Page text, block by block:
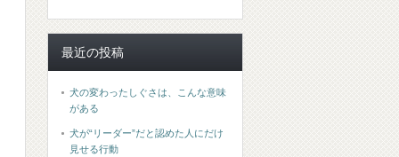
最近の投稿
犬の変わったしぐさは、こんな意味
がある
犬が“リーダー”だと認めた人にだけ
見せる行動